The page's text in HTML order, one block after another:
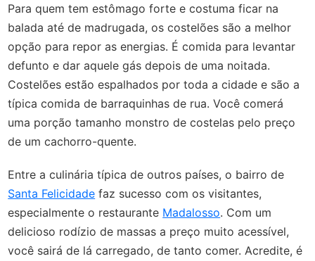
Para quem tem estômago forte e costuma ficar na
balada até de madrugada, os costelões são a melhor
opção para repor as energias. É comida para levantar
defunto e dar aquele gás depois de uma noitada.
Costelões estão espalhados por toda a cidade e são a
típica comida de barraquinhas de rua. Você comerá
uma porção tamanho monstro de costelas pelo preço
de um cachorro-quente.
Entre a culinária típica de outros países, o bairro de
Santa Felicidade faz sucesso com os visitantes,
especialmente o restaurante Madalosso. Com um
delicioso rodízio de massas a preço muito acessível,
você sairá de lá carregado, de tanto comer. Acredite, é